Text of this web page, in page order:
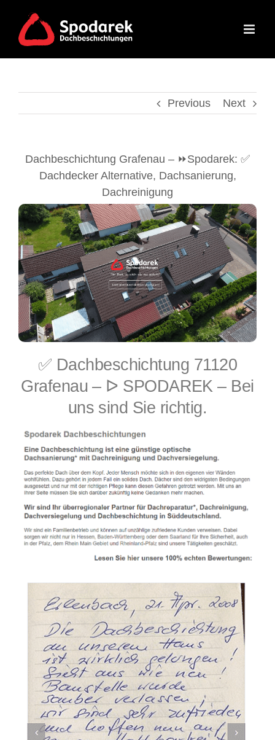
content
Previous Next
Dachbeschichtung Grafenau – ⏩Spodarek: ✅
Dachdecker Alternative, Dachsanierung,
Dachreinigung
✅ Dachbeschichtung 71120
Grafenau – ᐅ SPODAREK – Bei
uns sind Sie richtig.